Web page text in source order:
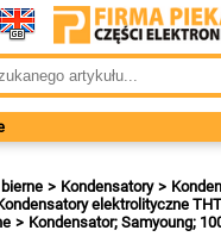
Kondensatory
elektrolityczne THT
Kondensator; Samyoung;